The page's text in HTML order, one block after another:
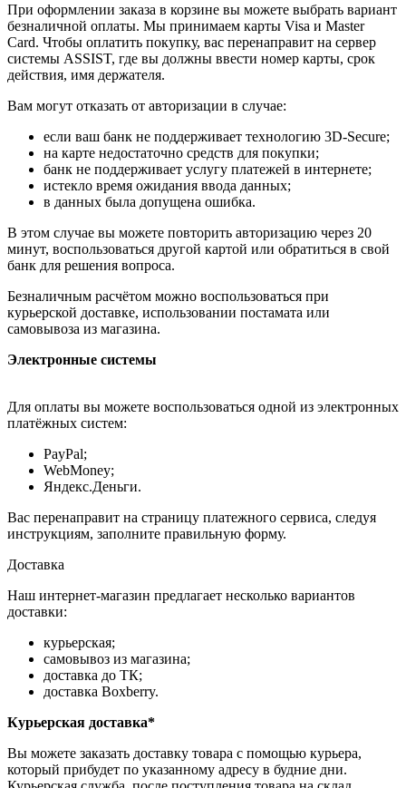
При оформлении заказа в корзине вы можете выбрать вариант
безналичной оплаты. Мы принимаем карты Visa и Master
Card. Чтобы оплатить покупку, вас перенаправит на сервер
системы ASSIST, где вы должны ввести номер карты, срок
действия, имя держателя.
Вам могут отказать от авторизации в случае:
если ваш банк не поддерживает технологию 3D-Secure;
на карте недостаточно средств для покупки;
банк не поддерживает услугу платежей в интернете;
истекло время ожидания ввода данных;
в данных была допущена ошибка.
В этом случае вы можете повторить авторизацию через 20
минут, воспользоваться другой картой или обратиться в свой
банк для решения вопроса.
Безналичным расчётом можно воспользоваться при
курьерской доставке, использовании постамата или
самовывоза из магазина.
Электронные системы
Для оплаты вы можете воспользоваться одной из электронных
платёжных систем:
PayPal;
WebMoney;
Яндекс.Деньги.
Вас перенаправит на страницу платежного сервиса, следуя
инструкциям, заполните правильную форму.
Доставка
Наш интернет-магазин предлагает несколько вариантов
доставки:
курьерская;
самовывоз из магазина;
доставка до ТК;
доставка Boxberry.
Курьерская доставка*
Вы можете заказать доставку товара с помощью курьера,
который прибудет по указанному адресу в будние дни.